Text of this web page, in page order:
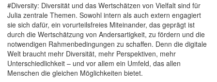
#Diversity: Diversität und das Wertschätzen von Vielfalt sind für
Julia zentrale Themen. Sowohl intern als auch extern engagiert
sie sich dafür, ein vorurteilsfreies Miteinander, das geprägt ist
durch die Wertschätzung von Andersartigkeit, zu fördern und die
notwendigen Rahmenbedingungen zu schaffen. Denn die digitale
Welt braucht mehr Diversität, mehr Perspektiven, mehr
Unterschiedlichkeit – und vor allem ein Umfeld, das allen
Menschen die gleichen Möglichkeiten bietet.